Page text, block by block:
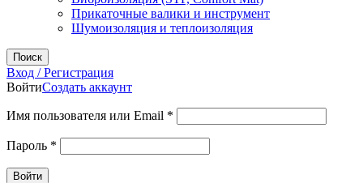
Прикаточные валики и инструмент
Шумоизоляция и теплоизоляция
Поиск
Вход / Регистрация
ВойтиСоздать аккаунт
Имя пользователя или Email *
Пароль *
Войти